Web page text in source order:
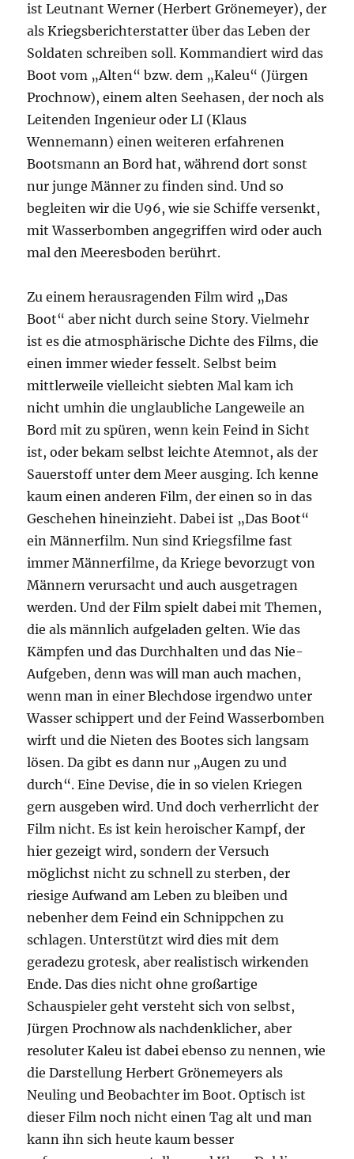
ist Leutnant Werner (Herbert Grönemeyer), der
als Kriegsberichterstatter über das Leben der
Soldaten schreiben soll. Kommandiert wird das
Boot vom „Alten“ bzw. dem „Kaleu“ (Jürgen
Prochnow), einem alten Seehasen, der noch als
Leitenden Ingenieur oder LI (Klaus
Wennemann) einen weiteren erfahrenen
Bootsmann an Bord hat, während dort sonst
nur junge Männer zu finden sind. Und so
begleiten wir die U96, wie sie Schiffe versenkt,
mit Wasserbomben angegriffen wird oder auch
mal den Meeresboden berührt.
Zu einem herausragenden Film wird „Das
Boot“ aber nicht durch seine Story. Vielmehr
ist es die atmosphärische Dichte des Films, die
einen immer wieder fesselt. Selbst beim
mittlerweile vielleicht siebten Mal kam ich
nicht umhin die unglaubliche Langeweile an
Bord mit zu spüren, wenn kein Feind in Sicht
ist, oder bekam selbst leichte Atemnot, als der
Sauerstoff unter dem Meer ausging. Ich kenne
kaum einen anderen Film, der einen so in das
Geschehen hineinzieht. Dabei ist „Das Boot“
ein Männerfilm. Nun sind Kriegsfilme fast
immer Männerfilme, da Kriege bevorzugt von
Männern verursacht und auch ausgetragen
werden. Und der Film spielt dabei mit Themen,
die als männlich aufgeladen gelten. Wie das
Kämpfen und das Durchhalten und das Nie-
Aufgeben, denn was will man auch machen,
wenn man in einer Blechdose irgendwo unter
Wasser schippert und der Feind Wasserbomben
wirft und die Nieten des Bootes sich langsam
lösen. Da gibt es dann nur „Augen zu und
durch“. Eine Devise, die in so vielen Kriegen
gern ausgeben wird. Und doch verherrlicht der
Film nicht. Es ist kein heroischer Kampf, der
hier gezeigt wird, sondern der Versuch
möglichst nicht zu schnell zu sterben, der
riesige Aufwand am Leben zu bleiben und
nebenher dem Feind ein Schnippchen zu
schlagen. Unterstützt wird dies mit dem
geradezu grotesk, aber realistisch wirkenden
Ende. Das dies nicht ohne großartige
Schauspieler geht versteht sich von selbst,
Jürgen Prochnow als nachdenklicher, aber
resoluter Kaleu ist dabei ebenso zu nennen, wie
die Darstellung Herbert Grönemeyers als
Neuling und Beobachter im Boot. Optisch ist
dieser Film noch nicht einen Tag alt und man
kann ihn sich heute kaum besser